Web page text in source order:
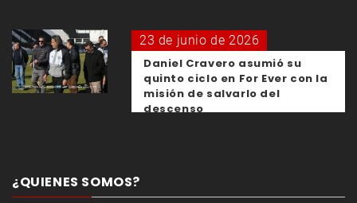
23 de junio de 2026
Daniel Cravero asumió su
quinto ciclo en For Ever con la
misión de salvarlo del
descenso
¿QUIENES SOMOS?